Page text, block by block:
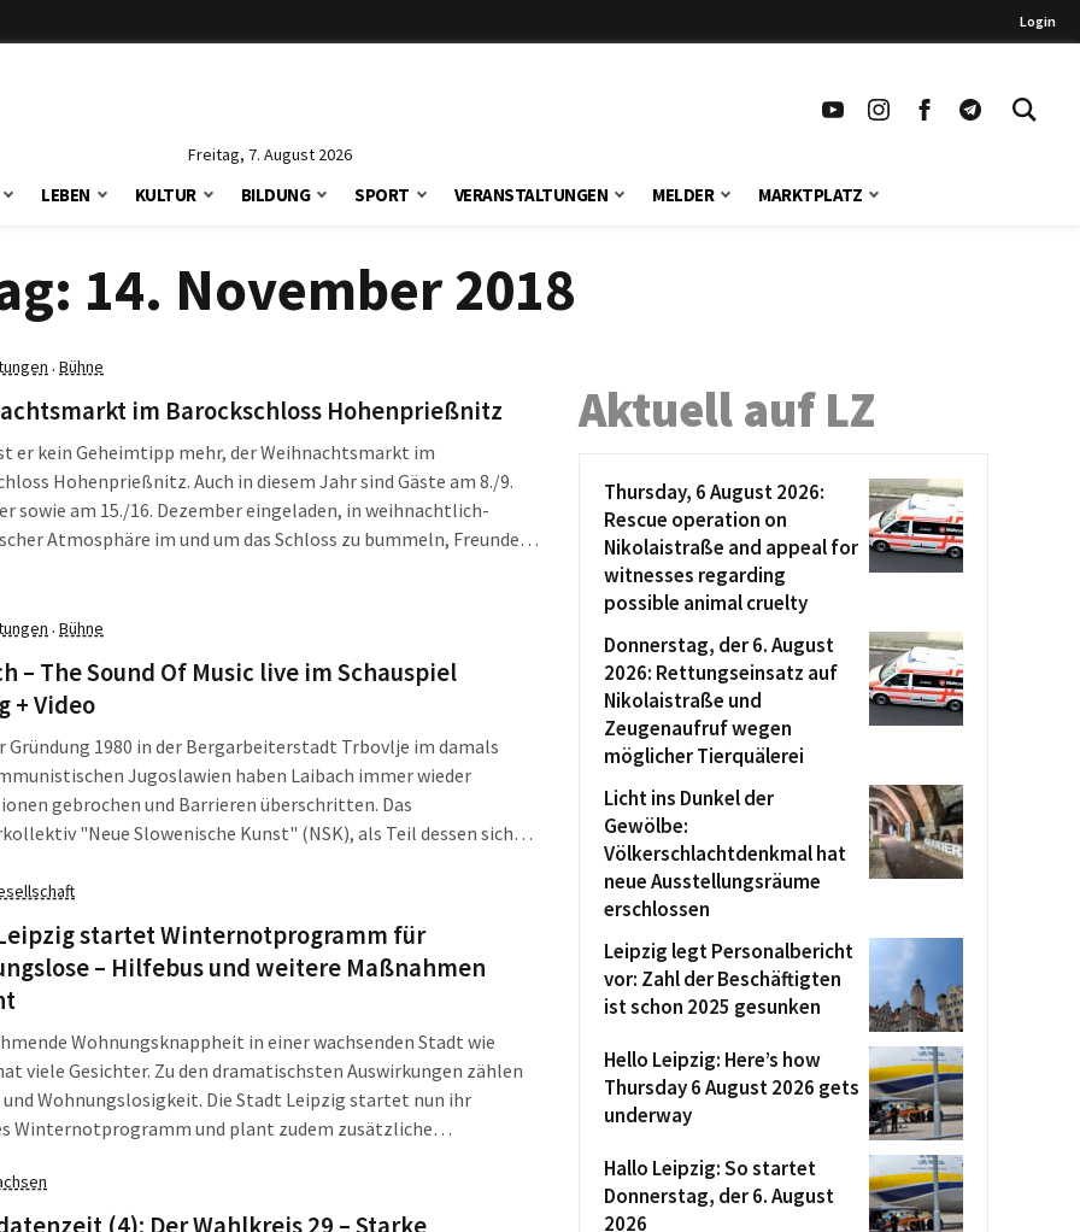
Login
Freitag, 7. August 2026
LEBEN KULTUR BILDUNG SPORT VERANSTALTUNGEN MELDER MARKTPLATZ
14. November 2018
· Bühne
im Barockschloss Hohenprießnitz
er kein Geheimtipp mehr, der Weihnachtsmarkt im
Hohenprießnitz. Auch in diesem Jahr sind Gäste am 8./9.
sowie am 15./16. Dezember eingeladen, in weihnachtlich-
Atmosphäre im und um das Schloss zu bummeln, Freunde
· Bühne
– The Sound Of Music live im Schauspiel
+ Video
Gründung 1980 in der Bergarbeiterstadt Trbovlje im damals
Jugoslawien haben Laibach immer wieder
gebrochen und Barrieren überschritten. Das
"Neue Slowenische Kunst" (NSK), als Teil dessen sich
oft an. Die einerseits affirmative, andererseits
zutiefst ironische Ästhetik der NSK prägt das Künstlerkollektiv
startet Winternotprogramm für
– Hilfebus und weitere Maßnahmen
Wohnungsknappheit in einer wachsenden Stadt wie
viele Gesichter. Zu den dramatischsten Auswirkungen zählen
und Wohnungslosigkeit. Die Stadt Leipzig startet nun ihr
Winternotprogramm und plant zudem zusätzliche
für Bedürftige findet sich am Ende des Artikels.
Aktuell auf LZ
Thursday, 6 August 2026:
Rescue operation on
Nikolaistraße and appeal for
witnesses regarding
possible animal cruelty
Donnerstag, der 6. August
2026: Rettungseinsatz auf
Nikolaistraße und
Zeugenaufruf wegen
möglicher Tierquälerei
Licht ins Dunkel der
Gewölbe:
Völkerschlachtdenkmal hat
neue Ausstellungsräume
erschlossen
Leipzig legt Personalbericht
vor: Zahl der Beschäftigten
ist schon 2025 gesunken
Hello Leipzig: Here’s how
Thursday 6 August 2026 gets
underway
Hallo Leipzig: So startet
Donnerstag, der 6. August
2026